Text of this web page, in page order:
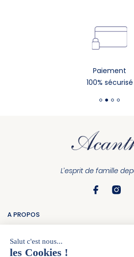
Paiement
100% sécurisé
L’esprit de famille
A PROPOS
Nos boutiques
COMMANDE